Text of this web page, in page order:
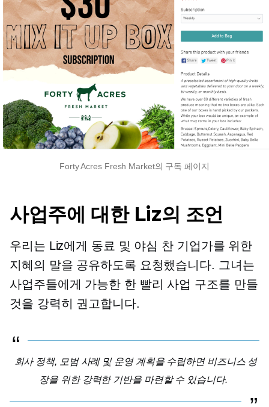
Forty Acres Fresh Market의 구독 페이지
사업주에 대한 Liz의 조언
우리는 Liz에게 동료 및 야심 찬 기업가를 위한
지혜의 말을 공유하도록 요청했습니다. 그녀는
사업주들에게 가능한 한 빨리 사업 구조를 만들
것을 강력히 권고합니다.
회사 정책, 모범 사례 및 운영 계획을 수립하면 비즈니스 성
장을 위한 강력한 기반을 마련할 수 있습니다.